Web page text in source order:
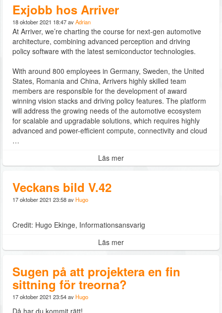
Exjobb hos Arriver
18 oktober 2021 18:47 avAdrian
At Arriver, we’re charting the course for next-gen automotive
architecture, combining advanced perception and driving
policy software with the latest semiconductor technologies.
With around 800 employees in Germany, Sweden, the United
States, Romania and China, Arrivers highly skilled team
members are responsible for the development of award
winning vision stacks and driving policy features. The platform
will address the growing needs of the automotive ecosystem
for scalable and upgradable solutions, which requires highly
advanced and power-efficient compute, connectivity and cloud
…
Läs mer
Veckans bild V.42
17 oktober 2021 23:58 av Hugo
Credit: Hugo Ekinge, Informationsansvarig
Läs mer
Sugen på att projektera en fin
sittning för treorna?
17 oktober 2021 23:54 av Hugo